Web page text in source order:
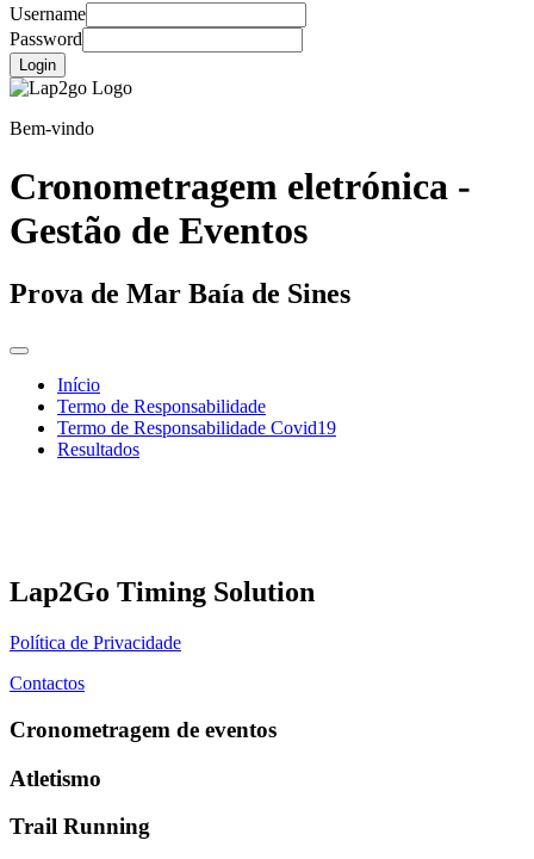
Username
Password
Login
Bem-vindo
Cronometragem eletrónica -
Gestão de Eventos
Prova de Mar Baía de Sines
Início
Termo de Responsabilidade
Termo de Responsabilidade Covid19
Resultados
Lap2Go Timing Solution
Política de Privacidade
Contactos
Cronometragem de eventos
Atletismo
Trail Running